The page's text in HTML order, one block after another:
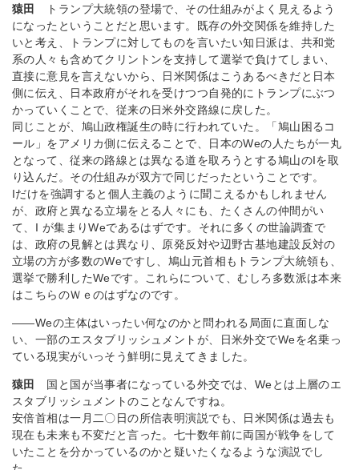
猿田
トランプ大統領の登場で、その仕組みがよく見えるよう
になったということだと思います。既存の外交関係を維持した
いと考え、トランプに対してものを言いたい知日派は、共和党
系の人々も含めてクリントンを支持して選挙で負けてしまい、
直接に意見を言えないから、日米関係はこうあるべきだと日本
側に伝え、日本政府がそれを受けつつ自発的にトランプにぶつ
かっていくことで、従来の日米外交路線に戻した。
同じことが、鳩山政権誕生の時に行われていた。「鳩山困るコ
ール」をアメリカ側に伝えることで、日本のWeの人たちが一丸
となって、従来の路線とは異なる道を取ろうとする鳩山のIを取
り込んだ。その仕組みが双方で同じだったということです。
Iだけを強調すると個人主義のように聞こえるかもしれません
が、政府と異なる立場をとる人々にも、たくさんの仲間がい
て、I が集まりWeであるはずです。それに多くの世論調査で
は、政府の見解とは異なり、原発反対や辺野古基地建設反対の
立場の方が多数のWeですし、鳩山元首相もトランプ大統領も、
選挙で勝利したWeです。これらについて、むしろ多数派は本来
はこちらのＷｅのはずなのです。
――Weの主体はいったい何なのかと問われる局面に直面しな
い、一部のエスタブリッシュメントが、日米外交でWeを名乗っ
ている現実がいっそう鮮明に見えてきました。
猿田
国と国が当事者になっている外交では、Weとは上層のエ
スタブリッシュメントのことなんですね。
安倍首相は一月二〇日の所信表明演説でも、日米関係は過去も
現在も未来も不変だと言った。七十数年前に両国が戦争をして
いたことを分かっているのかと疑いたくなるような演説でし